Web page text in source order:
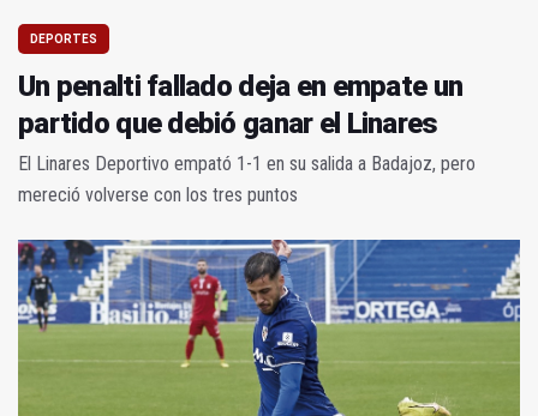
DEPORTES
Un penalti fallado deja en empate un
partido que debió ganar el Linares
El Linares Deportivo empató 1-1 en su salida a Badajoz, pero
mereció volverse con los tres puntos